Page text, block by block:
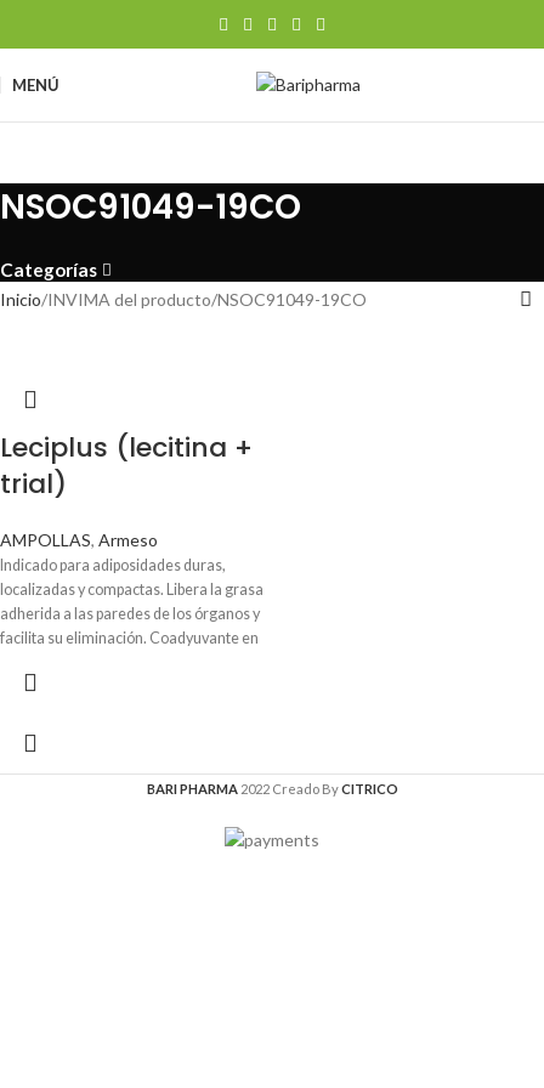
MENÚ
NSOC91049-19CO
Categorías
Inicio INVIMA del producto NSOC91049-19CO
Leciplus (lecitina +
trial)
AMPOLLAS, Armeso
Indicado para adiposidades duras,
localizadas y compactas. Libera la grasa
adherida a las paredes de los órganos y
facilita su eliminación. Coadyuvante en
triglicéridos asociados al sobrepeso y
BARI PHARMA 2022 Creado ByCITRICO